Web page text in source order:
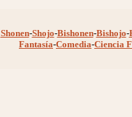
Shonen-Shojo-Bishonen-Bishojo-
Fantasía-Comedia-Ciencia